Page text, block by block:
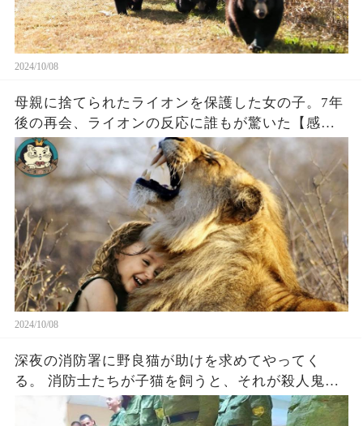
2024/10/08
母親に捨てられたライオンを保護した女の子。7年
後の再会、ライオンの反応に誰もが驚いた【感
動】
2024/10/08
深夜の消防署に野良猫が助けを求めてやってく
る。 消防士たちが子猫を飼うと、それが殺人鬼で
あることがわかり...